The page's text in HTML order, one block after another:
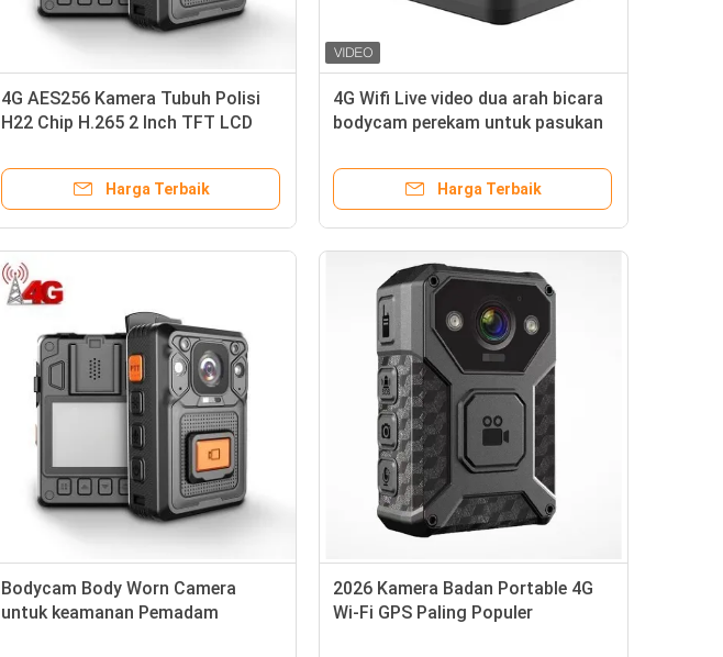
4G AES256 Kamera Tubuh Polisi
H22 Chip H.265 2 Inch TFT LCD
Harga Terbaik
4G Wifi Live video dua arah bicara
bodycam perekam untuk pasukan
Harga Terbaik
Bodycam Body Worn Camera
untuk keamanan Pemadam
2026 Kamera Badan Portable 4G
Wi-Fi GPS Paling Populer